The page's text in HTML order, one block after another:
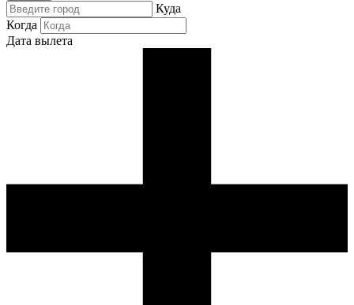
Куда
Когда
Дата вылета